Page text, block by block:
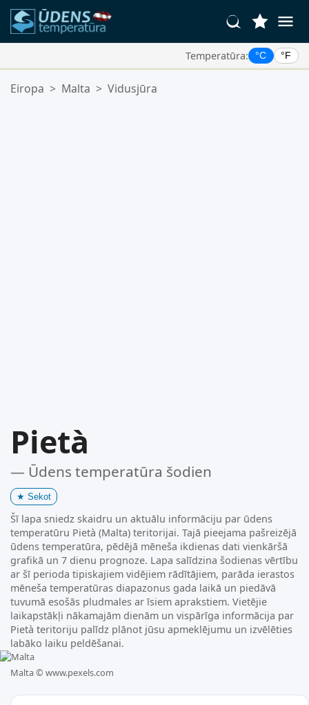
Temperatūra: °C °F
Jūsu Iecienītākās Vietas:
Eiropa > Malta > Vidusjūra
Pietà
— Ūdens temperatūra šodien
★ Sekot
Šī lapa sniedz skaidru un aktuālu informāciju par ūdens
temperatūru Pietà (Malta) teritorijai. Tajā pieejama pašreizējā
ūdens temperatūra, pēdējā mēneša ikdienas dati vienkāršā
grafikā un 7 dienu prognoze. Lapa salīdzina šodienas vērtību
ar šī perioda tipiskajiem vidējiem rādītājiem, parāda ierastos
mēneša temperatūras diapazonus gada laikā un piedāvā
tuvumā esošās pludmales ar īsiem aprakstiem. Vietējie
laikapstākļi nākamajām dienām un vispārīga informācija par
Pietà teritoriju palīdz plānot jūsu apmeklējumu un izvēlēties
labāko laiku peldēšanai.
Malta © www.pexels.com